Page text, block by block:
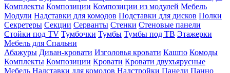
Комплекты Композиции Композиции из модулей Мебель
Модули Надставки для комодов Подставки для дисков Полки
Секретеры Секции Серванты Стенки Стеновые панели
Стойки под TV Тумбочки Тумбы Тумбы под ТВ Этажерки
Мебель для Спальни
Абажуры Диван-кровати Изголовья кровати Кашпо Комоды
Комплекты Композиции Кровати Кровати двухъярусные
Мебель Надставки для комодов Надстройки Панели Панно